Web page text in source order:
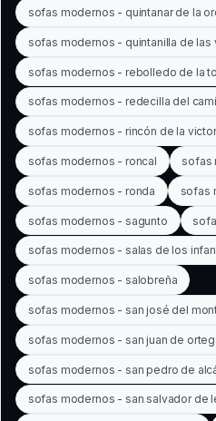
sofas modernos - quintanar de la
sofas modernos - quintanilla de las
sofas modernos - rebolledo de la
sofas modernos - redecilla del
sofas modernos - rincón de la
sofas modernos - roncal sofas
sofas modernos - ronda sofas
sofas modernos - sagunto
sofas modernos - salas de los
sofas modernos - salobreña
sofas modernos - san josé del
sofas modernos - san juan de
sofas modernos - san pedro de
sofas modernos - san salvador de